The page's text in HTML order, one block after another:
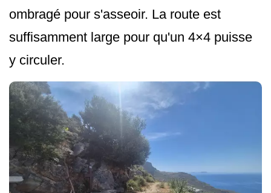
ombragé pour s'asseoir. La route est
suffisamment large pour qu'un 4×4 puisse
y circuler.